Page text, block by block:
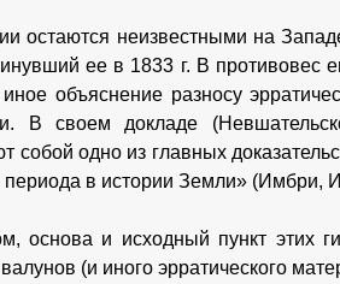
остаются неизвестными на
ее в 1833 г. В противовес
иное объяснение разносу
В своем докладе
собой одно из главных
периода в истории Земли» (Имбри,
основа и исходный пункт этих
(и иного эрратического